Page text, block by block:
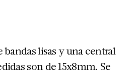
lisas y una central
son de 15x8mm. Se